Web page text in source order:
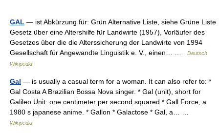
GAL — ist Abkürzung für: Grün Alternative Liste, siehe Grüne Liste
Gesetz über eine Altershilfe für Landwirte (1957), Vorläufer des
Gesetzes über die die Alterssicherung der Landwirte von 1994
Gesellschaft für Angewandte Linguistik e. V., einen… …
Deutsch
Wikipedia
Gal — is usually a casual term for a woman. It can also refer to: *
Gal Costa A Brazilian Bossa Nova singer. * Gal (unit), short for
Galileo Unit: one centimeter per second squared * Gall Force, a
1980 s japanese anime. * Gallon * Galactose * Gal, a… …
Wikipedia